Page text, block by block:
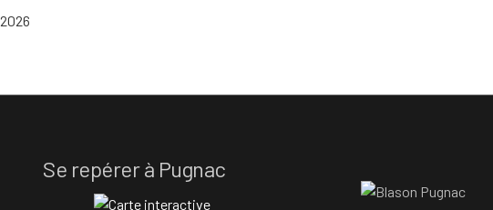
Se repérer à Pugnac